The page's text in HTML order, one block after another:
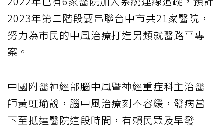
2023年第二階段要串聯台中市共21家醫院，
努力為市民的中風治療打造另類就醫路平專
案。
中國附醫神經部腦中風暨神經重症科主治醫
師黃虹瑜說，腦中風治療刻不容緩，發病當
下至抵達醫院這段時間，有賴民眾及早發